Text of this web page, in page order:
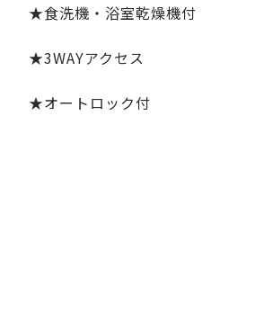
★食洗機・浴室乾燥機付
★3WAYアクセス
★オートロック付